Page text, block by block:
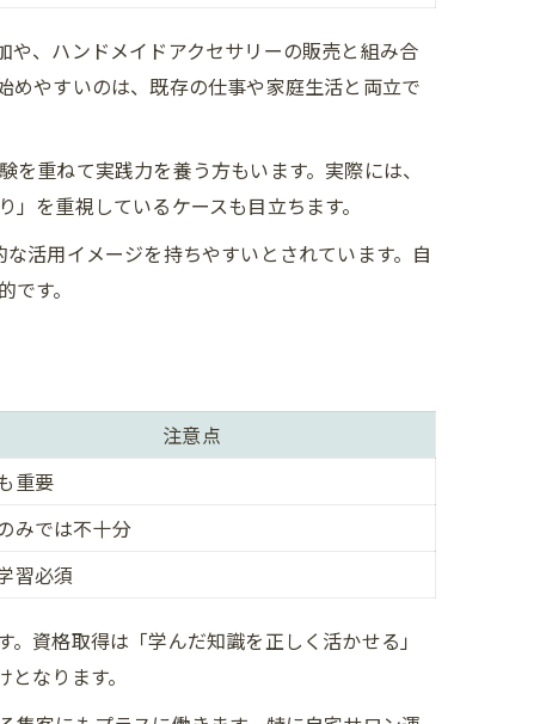
、ハンドメイドアクセサリーの販売と組み合
やすいのは、既存の仕事や家庭生活と両立で
重ねて実践力を養う方もいます。実際には、
を重視しているケースも目立ちます。
活用イメージを持ちやすいとされています。自
す。
注意点
重要
みでは不十分
習必須
資格取得は「学んだ知識を正しく活かせる」
なります。